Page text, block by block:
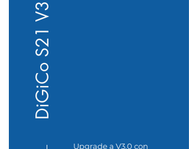
DiGiCo S21 V3
Upgrade a V3.0 con